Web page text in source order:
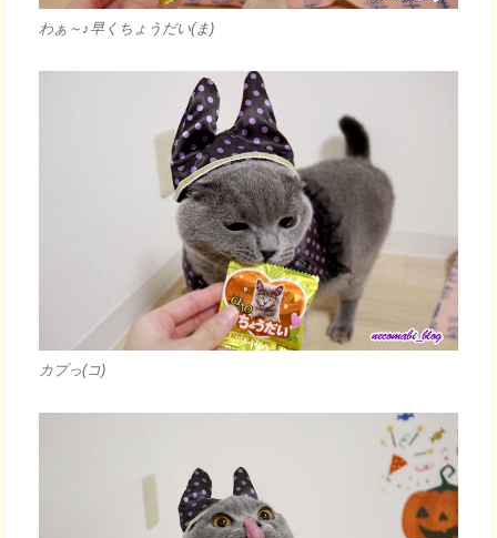
わぁ～♪早くちょうだい(ま)
カプっ(コ)